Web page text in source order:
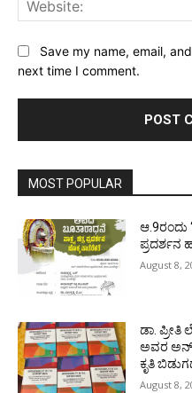
Save my name, email,
next time I comment.
MOST POPULAR
ಆ.9ರಂದು
ಪ್ರದರ್ಶನ
August 8,
ಡಾ. ಪ್ರೀತಿ
ಅವರ
ಕೃತಿ
August 8,